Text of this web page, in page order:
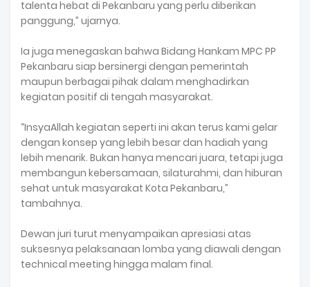
talenta hebat di Pekanbaru yang perlu diberikan
panggung,” ujarnya.
‎Ia juga menegaskan bahwa Bidang Hankam MPC PP
Pekanbaru siap bersinergi dengan pemerintah
maupun berbagai pihak dalam menghadirkan
kegiatan positif di tengah masyarakat.
‎“InsyaAllah kegiatan seperti ini akan terus kami gelar
dengan konsep yang lebih besar dan hadiah yang
lebih menarik. Bukan hanya mencari juara, tetapi juga
membangun kebersamaan, silaturahmi, dan hiburan
sehat untuk masyarakat Kota Pekanbaru,”
tambahnya.
‎Dewan juri turut menyampaikan apresiasi atas
suksesnya pelaksanaan lomba yang diawali dengan
technical meeting hingga malam final.